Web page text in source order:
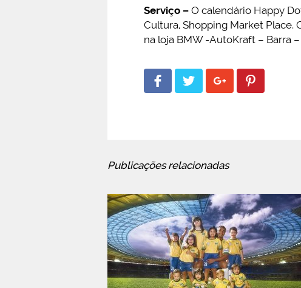
Serviço – O calendário Happy
Cultura, Shopping Market Place.
na loja BMW -AutoKraft – Barra –
Publicações relacionadas